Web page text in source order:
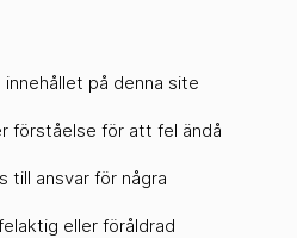
på denna site
förståelse för att fel ändå
till ansvar för några
eller föråldrad